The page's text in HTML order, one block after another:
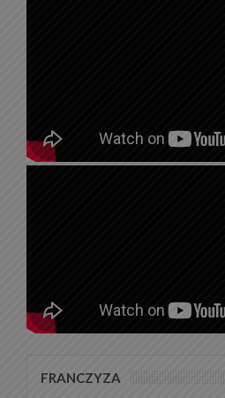
FRANCZYZA